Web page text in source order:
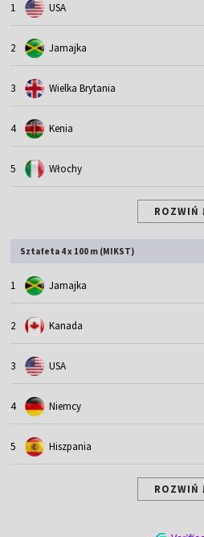
1 USA
2 Jamajka
3 Wielka Brytania
4 Kenia
5 Włochy
ROZWIŃ
Sztafeta 4 x 100 m (MIKST)
1 Jamajka
2 Kanada
3 USA
4 Niemcy
5 Hiszpania
ROZWIŃ